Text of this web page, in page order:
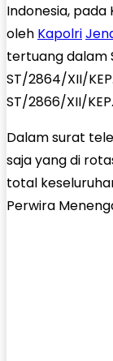
Indonesia,
oleh Kapolri
tertuang dalam
ST/2864/XII/
ST/2866/XII/
Dalam surat
saja yang di
total
Perwira